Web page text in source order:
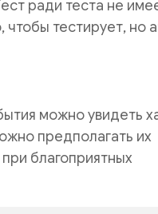
ради теста не
тестирует, но
можно увидеть
предполагать их
благоприятных